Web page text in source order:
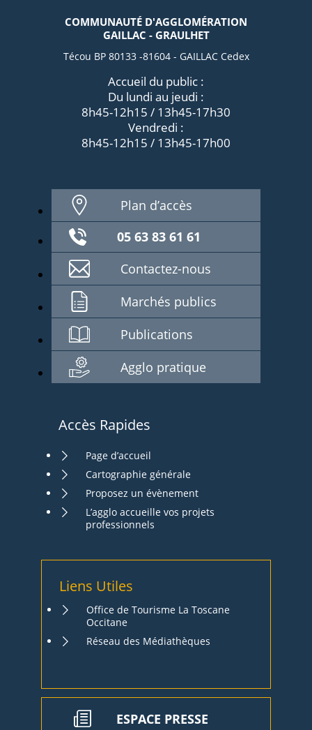
COMMUNAUTÉ D'AGGLOMÉRATION
GAILLAC - GRAULHET
Técou BP 80133 -81604 - GAILLAC Cedex
Accueil du public :
Du lundi au jeudi :
8h45-12h15 / 13h45-17h30
Vendredi :
8h45-12h15 / 13h45-17h00
Plan d’accès
05 63 83 61 61
Contactez-nous
Marchés publics
Publications
Agglo pratique
Accès Rapides
Page d’accueil
Cartographie générale
Proposez un évènement
L’agglo accueille vos projets
professionnels
Liens Utiles
Office de Tourisme La Toscane
Occitane
Réseau des Médiathèques
ESPACE PRESSE